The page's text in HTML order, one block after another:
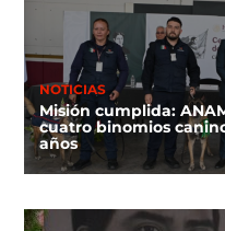
NOTICIAS
Misión cumplida:
cuatro binomios
años